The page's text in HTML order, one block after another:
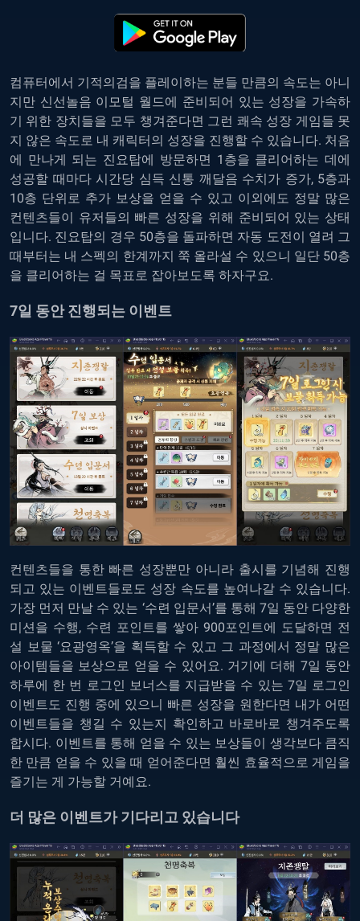
컴퓨터에서 기적의검을 플레이하는 분들 만큼의 속도는 아니
지만 신선놀음 이모털 월드에 준비되어 있는 성장을 가속하
기 위한 장치들을 모두 챙겨준다면 그런 쾌속 성장 게임들 못
지 않은 속도로 내 캐릭터의 성장을 진행할 수 있습니다. 처음
에 만나게 되는 진요탑에 방문하면 1층을 클리어하는 데에
성공할 때마다 시간당 심득 신통 깨달음 수치가 증가, 5층과
10층 단위로 추가 보상을 얻을 수 있고 이외에도 정말 많은
컨텐츠들이 유저들의 빠른 성장을 위해 준비되어 있는 상태
입니다. 진요탑의 경우 50층을 돌파하면 자동 도전이 열려 그
때부터는 내 스펙의 한계까지 쭉 올라설 수 있으니 일단 50층
을 클리어하는 걸 목표로 잡아보도록 하자구요.
7일 동안 진행되는 이벤트
컨텐츠들을 통한 빠른 성장뿐만 아니라 출시를 기념해 진행
되고 있는 이벤트들로도 성장 속도를 높여나갈 수 있습니다.
가장 먼저 만날 수 있는 ‘수련 입문서’를 통해 7일 동안 다양한
미션을 수행, 수련 포인트를 쌓아 900포인트에 도달하면 전
설 보물 ‘요광영옥’을 획득할 수 있고 그 과정에서 정말 많은
아이템들을 보상으로 얻을 수 있어요. 거기에 더해 7일 동안
하루에 한 번 로그인 보너스를 지급받을 수 있는 7일 로그인
이벤트도 진행 중에 있으니 빠른 성장을 원한다면 내가 어떤
이벤트들을 챙길 수 있는지 확인하고 바로바로 챙겨주도록
합시다. 이벤트를 통해 얻을 수 있는 보상들이 생각보다 큼직
한 만큼 얻을 수 있을 때 얻어준다면 훨씬 효율적으로 게임을
즐기는 게 가능할 거예요.
더 많은 이벤트가 기다리고 있습니다